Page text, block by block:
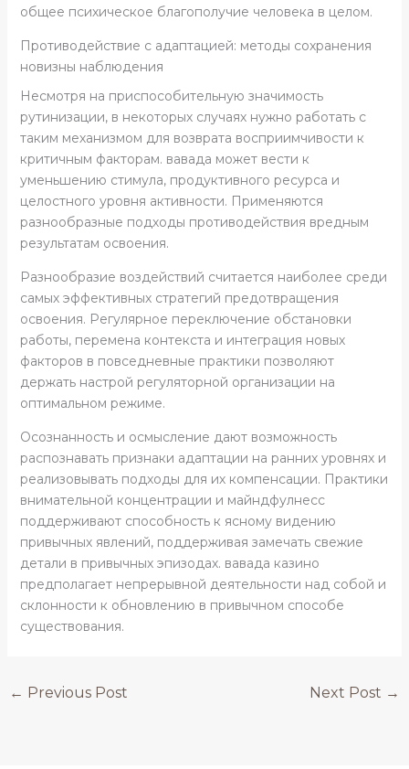
общее психическое благополучие человека в целом.
Противодействие с адаптацией: методы сохранения
новизны наблюдения
Несмотря на приспособительную значимость
рутинизации, в некоторых случаях нужно работать с
таким механизмом для возврата восприимчивости к
критичным факторам. вавада может вести к
уменьшению стимула, продуктивного ресурса и
целостного уровня активности. Применяются
разнообразные подходы противодействия вредным
результатам освоения.
Разнообразие воздействий считается наиболее среди
самых эффективных стратегий предотвращения
освоения. Регулярное переключение обстановки
работы, перемена контекста и интеграция новых
факторов в повседневные практики позволяют
держать настрой регуляторной организации на
оптимальном режиме.
Осознанность и осмысление дают возможность
распознавать признаки адаптации на ранних уровнях и
реализовывать подходы для их компенсации. Практики
внимательной концентрации и майндфулнесс
поддерживают способность к ясному видению
привычных явлений, поддерживая замечать свежие
детали в привычных эпизодах. вавада казино
предполагает непрерывной деятельности над собой и
склонности к обновлению в привычном способе
существования.
← Previous Post Next Post →